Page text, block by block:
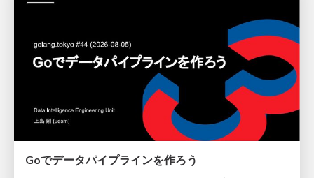
Goでデータパイプラインを作ろう